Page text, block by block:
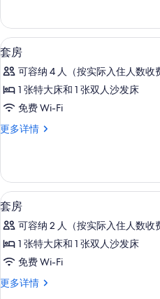
照
片
信
息
显
示
套
房
所
照
片
4
套房
可容纳 4 人（按实际入住人数收
1 张特大床和 1 张双人沙发床
免费 Wi-Fi
更多详情
套
信
息
显
示
套
房
所
6
套房
可容纳 2 人（按实际入住人数收
1 张特大床和 1 张双人沙发床
免费 Wi-Fi
更多详情
套